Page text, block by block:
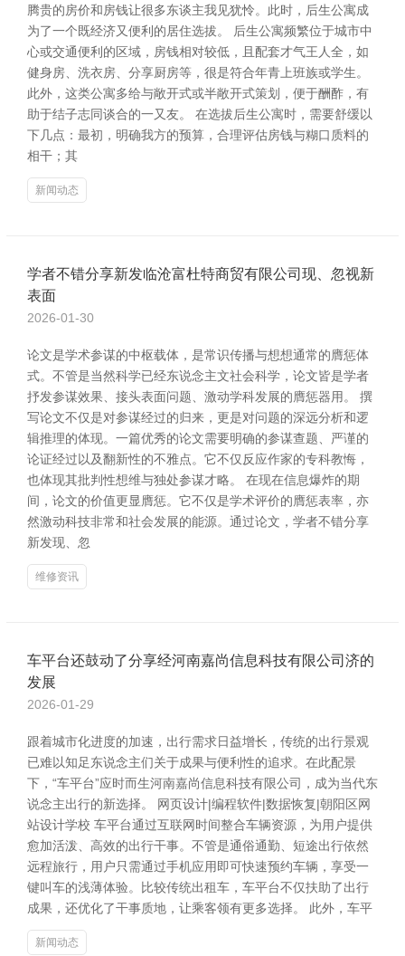
腾贵的房价和房钱让很多东谈主我见犹怜。此时，后生公寓成
为了一个既经济又便利的居住选拔。 后生公寓频繁位于城市中
心或交通便利的区域，房钱相对较低，且配套才气王人全，如
健身房、洗衣房、分享厨房等，很是符合年青上班族或学生。
此外，这类公寓多给与敞开式或半敞开式策划，便于酬酢，有
助于结子志同谈合的一又友。 在选拔后生公寓时，需要舒缓以
下几点：最初，明确我方的预算，合理评估房钱与糊口质料的
相干；其
新闻动态
学者不错分享新发临沧富杜特商贸有限公司现、忽视新
表面
2026-01-30
论文是学术参谋的中枢载体，是常识传播与想想通常的膺惩体
式。不管是当然科学已经东说念主文社会科学，论文皆是学者
抒发参谋效果、接头表面问题、激动学科发展的膺惩器用。 撰
写论文不仅是对参谋经过的归来，更是对问题的深远分析和逻
辑推理的体现。一篇优秀的论文需要明确的参谋查题、严谨的
论证经过以及翻新性的不雅点。它不仅反应作家的专科教悔，
也体现其批判性想维与独处参谋才略。 在现在信息爆炸的期
间，论文的价值更显膺惩。它不仅是学术评价的膺惩表率，亦
然激动科技非常和社会发展的能源。通过论文，学者不错分享
新发现、忽
维修资讯
车平台还鼓动了分享经河南嘉尚信息科技有限公司济的
发展
2026-01-29
跟着城市化进度的加速，出行需求日益增长，传统的出行景观
已难以知足东说念主们关于成果与便利性的追求。在此配景
下，“车平台”应时而生河南嘉尚信息科技有限公司，成为当代东
说念主出行的新选择。 网页设计|编程软件|数据恢复|朝阳区网
站设计学校 车平台通过互联网时间整合车辆资源，为用户提供
愈加活泼、高效的出行干事。不管是通俗通勤、短途出行依然
远程旅行，用户只需通过手机应用即可快速预约车辆，享受一
键叫车的浅薄体验。比较传统出租车，车平台不仅扶助了出行
成果，还优化了干事质地，让乘客领有更多选择。 此外，车平
新闻动态